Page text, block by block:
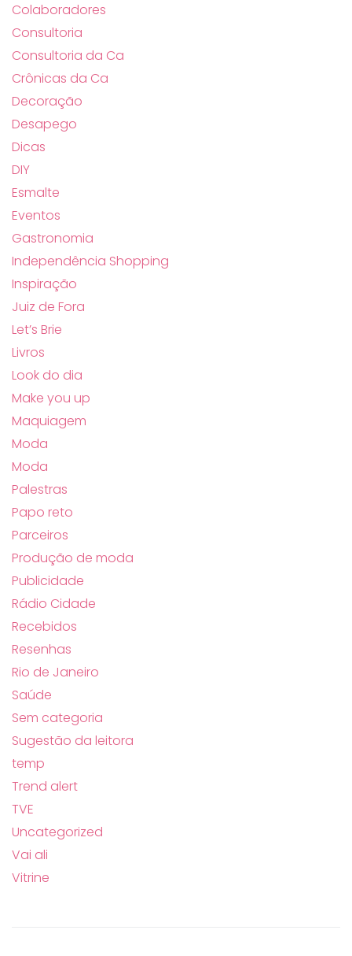
Colaboradores
Consultoria
Consultoria da Ca
Crônicas da Ca
Decoração
Desapego
Dicas
DIY
Esmalte
Eventos
Gastronomia
Independência Shopping
Inspiração
Juiz de Fora
Let’s Brie
Livros
Look do dia
Make you up
Maquiagem
Moda
Moda
Palestras
Papo reto
Parceiros
Produção de moda
Publicidade
Rádio Cidade
Recebidos
Resenhas
Rio de Janeiro
Saúde
Sem categoria
Sugestão da leitora
temp
Trend alert
TVE
Uncategorized
Vai ali
Vitrine